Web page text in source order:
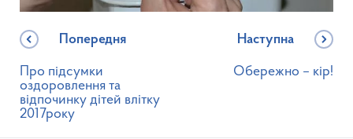
Попередня
Про підсумки
оздоровлення та
відпочинку дітей влітку
2017року
Наступна
Обережно – кір!